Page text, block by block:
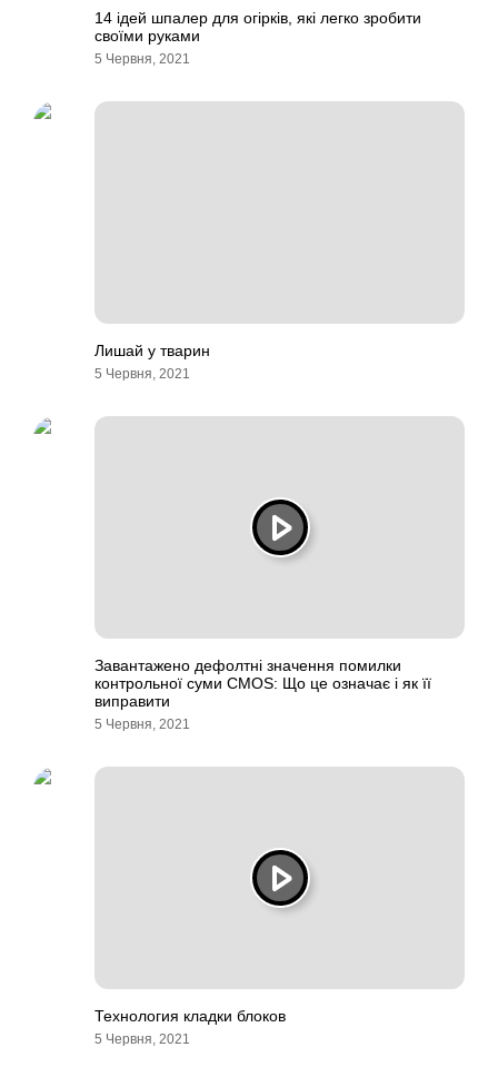
14 ідей шпалер для огірків, які легко зробити
своїми руками
5 Червня, 2021
Лишай у тварин
5 Червня, 2021
Завантажено дефолтні значення помилки
контрольної суми CMOS: Що це означає і як її
виправити
5 Червня, 2021
Технология кладки блоков
5 Червня, 2021